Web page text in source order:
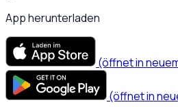
App herunterladen
(öffnet in
(öffnet in